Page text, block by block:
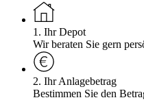
1. Ihr Depot
Wir beraten Sie gern
2. Ihr Anlagebetrag
Bestimmen Sie den